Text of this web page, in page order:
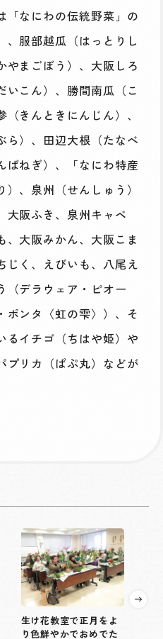
なにわの伝統野菜」の
、服部越瓜（はっとりし
やまごぼう）、大阪しろ
いこん）、勝間南瓜（こ
きんときにんじん）、
ら）、田辺大根（たなべ
ばねぎ）、「なにわ特産
、泉州（せんしゅう）
大阪ふき、泉州キャベ
、大阪みかん、大阪こま
じく、えびいも、八尾え
（デラウェア・ピオー
ポンタ〈虹の雫〉）、そ
るイチゴ（ちはや姫）や
プリカ（ぱぷ丸）などが
生け花教室で正月をよ
り色鮮やかでおめでた